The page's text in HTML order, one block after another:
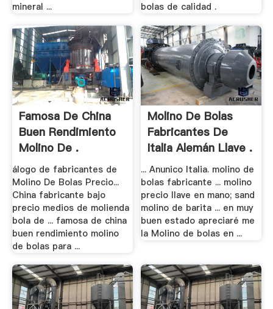
mineral ...
bolas de calidad .
Famosa De China
Buen Rendimiento
Molino De .
álogo de fabricantes de
Molino De Bolas Precio...
China fabricante bajo
precio medios de molienda
bola de ... famosa de china
buen rendimiento molino
de bolas para ...
Molino De Bolas
Fabricantes De
Italia Alemán Llave .
... Anunico Italia. molino de
bolas fabricante ... molino
precio llave en mano; sand
molino de barita ... en muy
buen estado apreciaré me
la Molino de bolas en ...